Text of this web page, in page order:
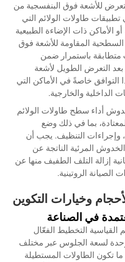
للأشعة فوق البنفسجية من
تطبيقات طاولات الولائم التي
الأماكن ذات الإضاءة الطبيعية
السطحية المقاومة للأشعة فوق
متطابقة باستمرار ضمن
التعرض الطويل لأشعة
خاصةً في الأماكن التي
الداخلية والخارجية.
أداء سطح طاولات الولائم
بما في ذلك وضع
وإجراءات التنظيف. يجب أن
المرئية الناتجة عن
إزالة التلف الطفيف منها عن
الصيانة الروتينية.
وخيارات التكوين
في الصناعة
القياسية التخطيط الفعّال
لسعة الجلوس عبر مختلف
ما تكون الطاولات المستطيلة